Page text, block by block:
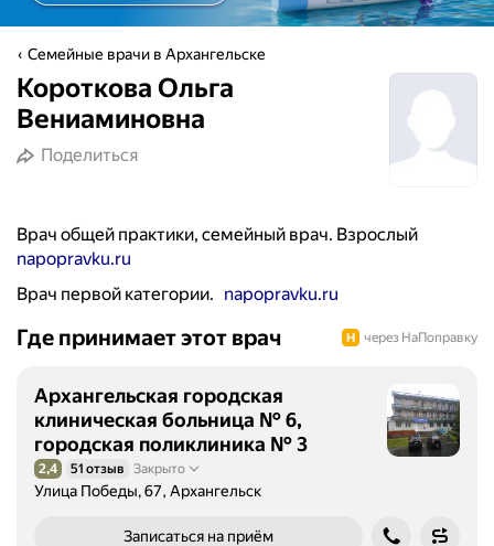
Семейные врачи в Архангельске
Короткова Ольга
Вениаминовна
Поделиться
Врач общей практики, семейный врач. Взрослый
napopravku.ru
Врач первой категории. napopravku.ru
Где принимает этот врач через НаПоправку
Архангельская городская
клиническая больница № 6,
городская поликлиника № 3
Рейтинг 2,4 из 5
2,4 51 отзыв Закрыто
Улица Победы, 67, Архангельск
Записаться на приём